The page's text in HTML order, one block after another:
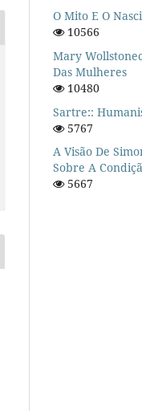
O Mito E O
10566
Mary
Das Mulheres
10480
Sartre::
5767
A Visão De
Sobre A
5667